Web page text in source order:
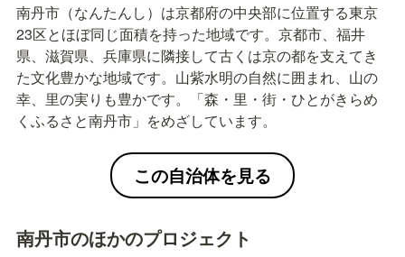
南丹市（なんたんし）は京都府の中央部に位置する東京
23区とほぼ同じ面積を持った地域です。京都市、福井
県、滋賀県、兵庫県に隣接して古くは京の都を支えてき
た文化豊かな地域です。山紫水明の自然に囲まれ、山の
幸、里の実りも豊かです。「森・里・街・ひとがきらめ
くふるさと南丹市」をめざしています。
この自治体を見る
南丹市のほかのプロジェクト